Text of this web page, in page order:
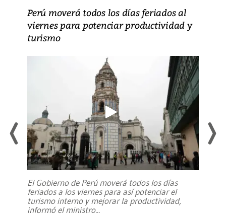
Perú moverá todos los días feriados al
viernes para potenciar productividad y
turismo
El Gobierno de Perú moverá todos los días
feriados a los viernes para así potenciar el
turismo interno y mejorar la productividad,
informó el ministro...